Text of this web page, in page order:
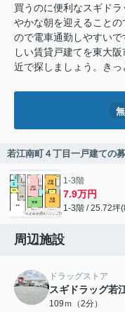
買うのに便利なスギド
やかな朝を迎えること
ので電車通勤しやすい
しい賃貸戸建てを東大
近で探しましょう。きっ
若江南町４丁目一戸建ての
1-3階
7.9万円
1-3階 / 25.72坪
周辺施設
ドラッグストア
スギドラッグ若
109ｍ（2分）